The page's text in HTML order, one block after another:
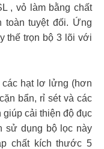
, vỏ làm bằng chất
toàn tuyệt đối. Ứng
thế trọn bộ 3 lõi với
hạt lơ lửng (hơn
bẩn, rỉ sét và các
giúp cải thiện độ đục
sử dụng bộ lọc này
chất kích thước 5